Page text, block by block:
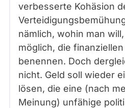
verbesserte Kohäsion
nämlich, wohin man
möglich, die
benennen. Doch
nicht. Geld soll wieder
lösen, die eine (nach
Meinung) unfähige